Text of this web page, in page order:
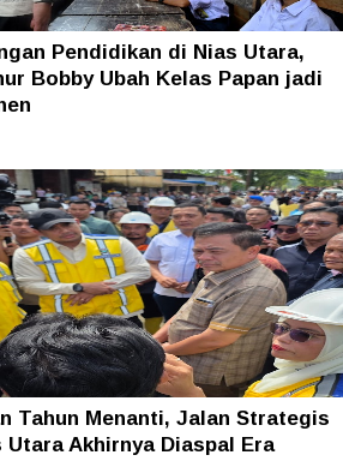
Pendidikan di Nias Utara,
Bobby Ubah Kelas Papan jadi
Tahun Menanti, Jalan Strategis
Utara Akhirnya Diaspal Era